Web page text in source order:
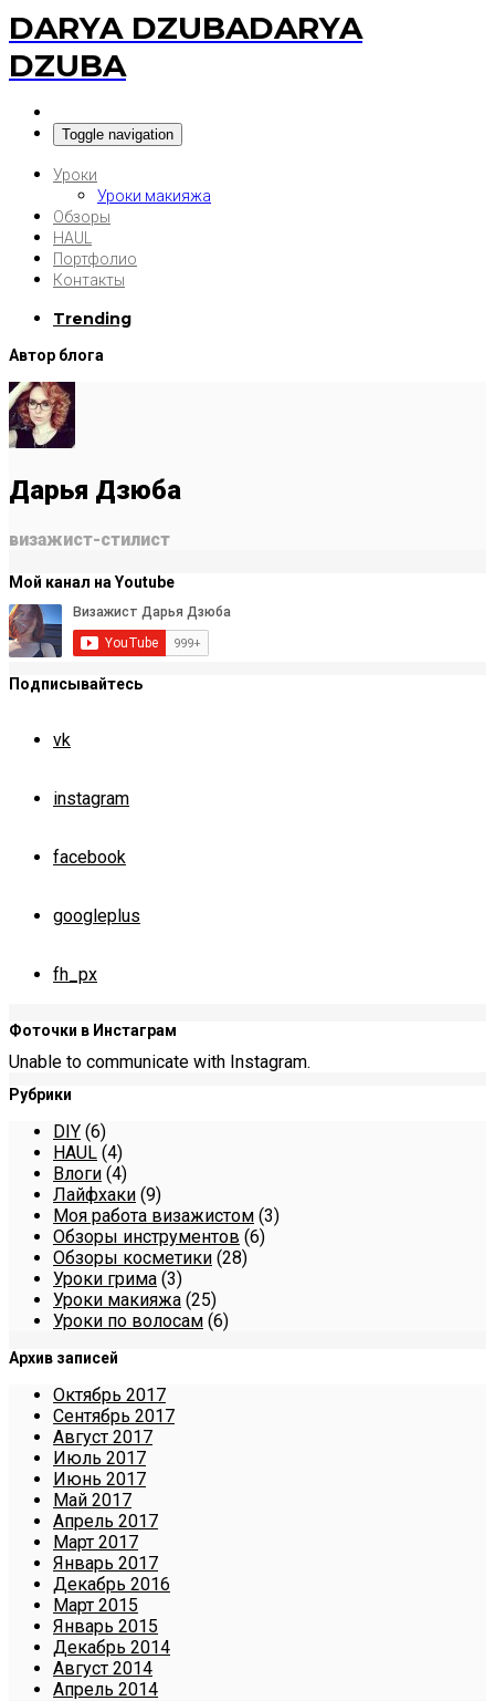
DARYA DZUBADARYA
DZUBA
Toggle navigation
Уроки
Уроки макияжа
Обзоры
HAUL
Портфолио
Контакты
Trending
Автор блога
Дарья Дзюба
визажист-стилист
Мой канал на Youtube
Подписывайтесь
vk
instagram
facebook
googleplus
fh_px
Фоточки в Инстаграм
Unable to communicate with Instagram.
Рубрики
DIY (6)
HAUL (4)
Влоги (4)
Лайфхаки (9)
Моя работа визажистом (3)
Обзоры инструментов (6)
Обзоры косметики (28)
Уроки грима (3)
Уроки макияжа (25)
Уроки по волосам (6)
Архив записей
Октябрь 2017
Сентябрь 2017
Август 2017
Июль 2017
Июнь 2017
Май 2017
Апрель 2017
Март 2017
Январь 2017
Декабрь 2016
Март 2015
Январь 2015
Декабрь 2014
Август 2014
Апрель 2014